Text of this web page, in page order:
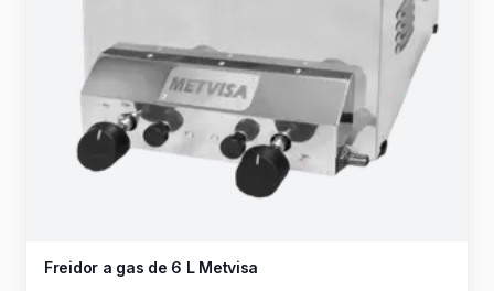
Freidor a gas de 6 L Metvisa